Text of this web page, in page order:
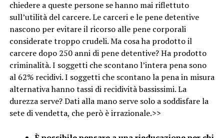
chiedere a queste persone se hanno mai riflettuto
sull’utilità del carcere. Le carceri e le pene detentive
nascono per evitare il ricorso alle pene corporali
considerate troppo crudeli. Ma cosa ha prodotto il
carcere dopo 250 anni di pene detentive? Ha prodotto
criminalità. I soggetti che scontano l’intera pena sono
al 62% recidivi. I soggetti che scontano la pena in misura
alternativa hanno tassi di recidività bassissimi. La
durezza serve? Dati alla mano serve solo a soddisfare la
sete di vendetta, che però è irrazionale.>>